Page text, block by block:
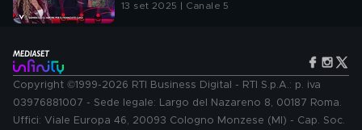
13 set 2025 | Canale 5
Copyright ©1999-2026 RTI Business Digital - RTI S.p.A.: p. iva
03976881007 - Sede legale: Largo del Nazareno 8, 00187 Roma.
Uffici: Viale Europa 46, 20093 Cologno Monzese (MI) - Cap. Soc.